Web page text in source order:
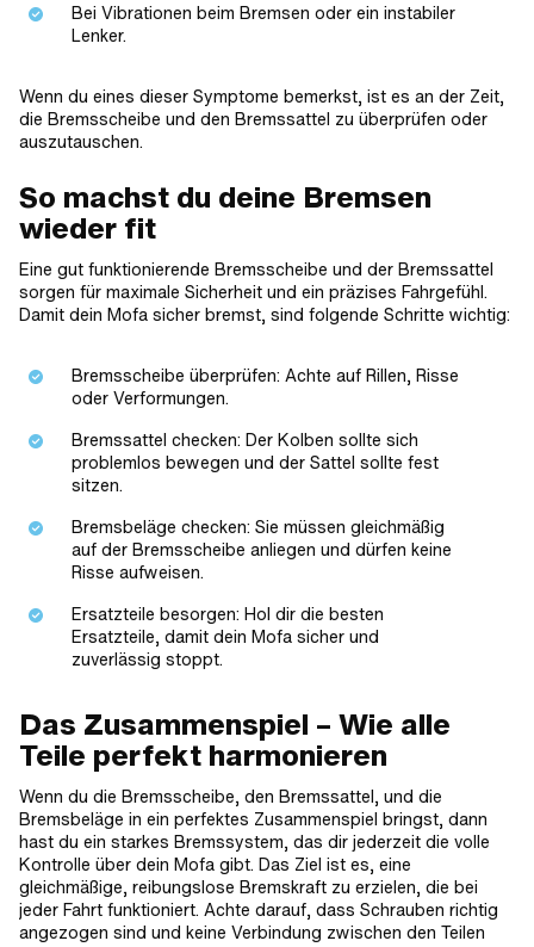
Bei Vibrationen beim Bremsen oder ein instabiler
Lenker.
Wenn du eines dieser Symptome bemerkst, ist es an der Zeit,
die Bremsscheibe und den Bremssattel zu überprüfen oder
auszutauschen.
So machst du deine Bremsen
wieder fit
Eine gut funktionierende Bremsscheibe und der Bremssattel
sorgen für maximale Sicherheit und ein präzises Fahrgefühl.
Damit dein Mofa sicher bremst, sind folgende Schritte wichtig:
Bremsscheibe überprüfen: Achte auf Rillen, Risse
oder Verformungen.
Bremssattel checken: Der Kolben sollte sich
problemlos bewegen und der Sattel sollte fest
sitzen.
Bremsbeläge checken: Sie müssen gleichmäßig
auf der Bremsscheibe anliegen und dürfen keine
Risse aufweisen.
Ersatzteile besorgen: Hol dir die besten
Ersatzteile, damit dein Mofa sicher und
zuverlässig stoppt.
Das Zusammenspiel – Wie alle
Teile perfekt harmonieren
Wenn du die Bremsscheibe, den Bremssattel, und die
Bremsbeläge in ein perfektes Zusammenspiel bringst, dann
hast du ein starkes Bremssystem, das dir jederzeit die volle
Kontrolle über dein Mofa gibt. Das Ziel ist es, eine
gleichmäßige, reibungslose Bremskraft zu erzielen, die bei
jeder Fahrt funktioniert. Achte darauf, dass Schrauben richtig
angezogen sind und keine Verbindung zwischen den Teilen